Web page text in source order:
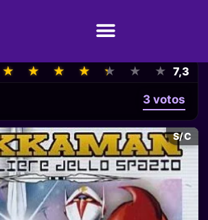
★
★ ★
★ ★
★ ★
★ ★
★ ★
★ ★
★ 7,3
3 votos
S/C